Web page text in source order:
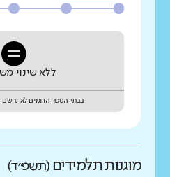
ללא שינוי
בבתי הספר הדומים לא נרשם
מוגנות תלמידים (תשפ״ד)